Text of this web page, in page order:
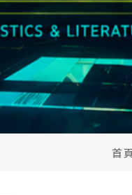
首